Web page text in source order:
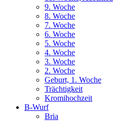
9. Woche
8. Woche
7. Woche
6. Woche
5. Woche
4. Woche
3. Woche
2. Woche
Geburt, 1. Woche
Trächtigkeit
Kromihochzeit
B-Wurf
Bria